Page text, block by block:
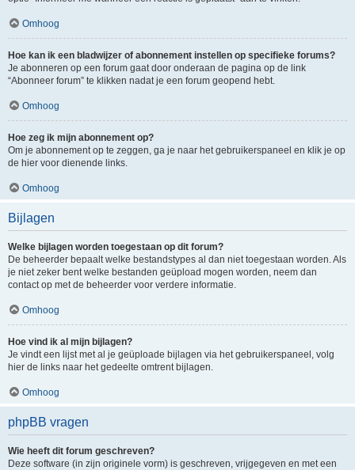
Omhoog
Hoe kan ik een bladwijzer of abonnement instellen op specifieke forums?
Je abonneren op een forum gaat door onderaan de pagina op de link
“Abonneer forum” te klikken nadat je een forum geopend hebt.
Omhoog
Hoe zeg ik mijn abonnement op?
Om je abonnement op te zeggen, ga je naar het gebruikerspaneel en klik je op
de hier voor dienende links.
Omhoog
Bijlagen
Welke bijlagen worden toegestaan op dit forum?
De beheerder bepaalt welke bestandstypes al dan niet toegestaan worden. Als
je niet zeker bent welke bestanden geüpload mogen worden, neem dan
contact op met de beheerder voor verdere informatie.
Omhoog
Hoe vind ik al mijn bijlagen?
Je vindt een lijst met al je geüploade bijlagen via het gebruikerspaneel, volg
hier de links naar het gedeelte omtrent bijlagen.
Omhoog
phpBB vragen
Wie heeft dit forum geschreven?
Deze software (in zijn originele vorm) is geschreven, vrijgegeven en met een